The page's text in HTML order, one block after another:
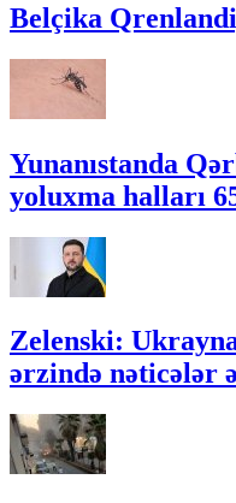
Belçika
Yunanıstanda
yoluxma halları
Zelenski:
ərzində nəticələr